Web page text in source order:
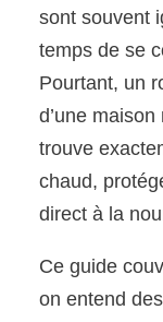
sont souvent
temps de se
Pourtant, un
d’une
trouve
chaud,
direct à la
Ce guide
on entend